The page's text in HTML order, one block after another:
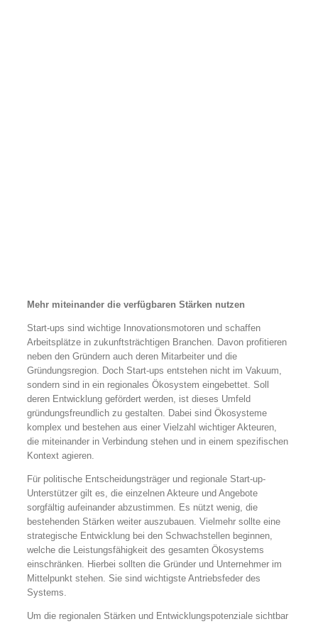
Mehr miteinander die verfügbaren Stärken nutzen
Start-ups sind wichtige Innovationsmotoren und schaffen
Arbeitsplätze in zukunftsträchtigen Branchen. Davon profitieren
neben den Gründern auch deren Mitarbeiter und die
Gründungsregion. Doch Start-ups entstehen nicht im Vakuum,
sondern sind in ein regionales Ökosystem eingebettet. Soll
deren Entwicklung gefördert werden, ist dieses Umfeld
gründungsfreundlich zu gestalten. Dabei sind Ökosysteme
komplex und bestehen aus einer Vielzahl wichtiger Akteuren,
die miteinander in Verbindung stehen und in einem spezifischen
Kontext agieren.
Für politische Entscheidungsträger und regionale Start-up-
Unterstützer gilt es, die einzelnen Akteure und Angebote
sorgfältig aufeinander abzustimmen. Es nützt wenig, die
bestehenden Stärken weiter auszubauen. Vielmehr sollte eine
strategische Entwicklung bei den Schwachstellen beginnen,
welche die Leistungsfähigkeit des gesamten Ökosystems
einschränken. Hierbei sollten die Gründer und Unternehmer im
Mittelpunkt stehen. Sie sind wichtigste Antriebsfeder des
Systems.
Um die regionalen Stärken und Entwicklungspotenziale sichtbar